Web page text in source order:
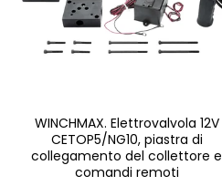
WINCHMAX. Elettrovalvola 12V
CETOP5/NG10, piastra di
collegamento del collettore e
comandi remoti